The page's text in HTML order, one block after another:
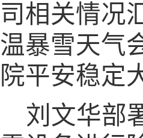
司相关情况
温暴雪天气
院平安稳定
刘文华部